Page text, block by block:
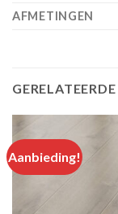
AFMETINGEN
Aanbieding!